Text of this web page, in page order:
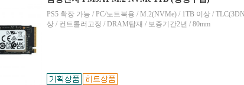
PS5 확장 가능 / PC/노트북용 / M.2(NVMe) / 1TB 이상 /
상 / 컨트롤러고정 / DRAM탑재 / 보증기간2년 / 80mm